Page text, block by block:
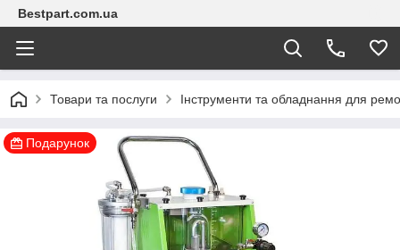
Bestpart.com.ua
Товари та послуги Інструменти та обладнання для
Подарунок